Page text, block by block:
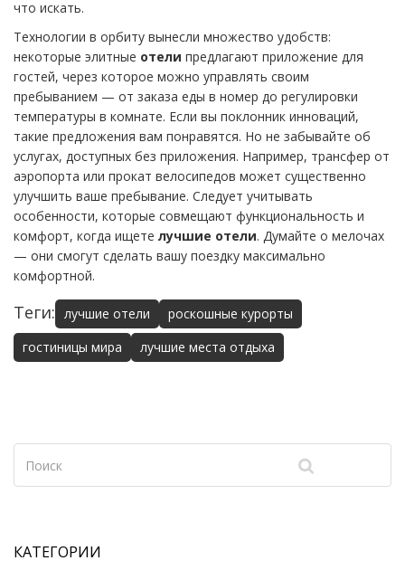
что искать.
Технологии в орбиту вынесли множество удобств:
некоторые элитные отели предлагают приложение для
гостей, через которое можно управлять своим
пребыванием — от заказа еды в номер до регулировки
температуры в комнате. Если вы поклонник инноваций,
такие предложения вам понравятся. Но не забывайте об
услугах, доступных без приложения. Например, трансфер от
аэропорта или прокат велосипедов может существенно
улучшить ваше пребывание. Следует учитывать
особенности, которые совмещают функциональность и
комфорт, когда ищете лучшие отели. Думайте о мелочах
— они смогут сделать вашу поездку максимально
комфортной.
Теги: лучшие отели
роскошные курорты
гостиницы мира
лучшие места отдыха
КАТЕГОРИИ